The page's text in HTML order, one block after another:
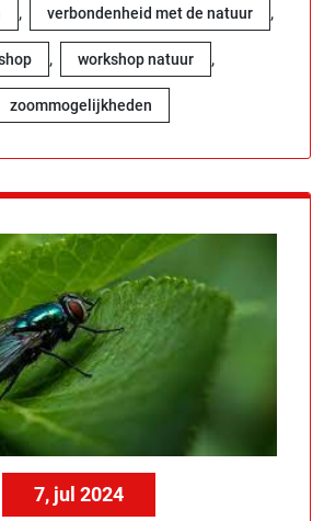
, verbondenheid met de natuur ,
, workshop natuur ,
zoommogelijkheden
7, jul 2024